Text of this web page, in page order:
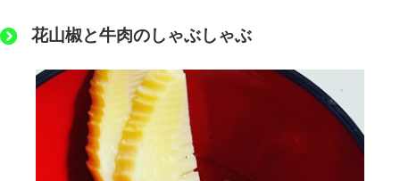
花山椒と牛肉のしゃぶしゃぶ